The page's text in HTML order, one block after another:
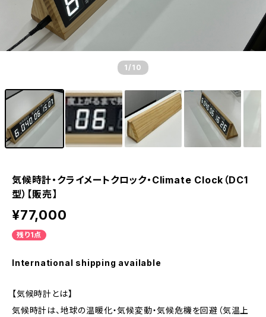
1 /10
気候時計・クライメートクロック・Climate Clock（DC1
型）【販売】
¥77,000
残り1点
International shipping available
【気候時計とは】
気候時計は、地球の温暖化・気候変動・気候危機を回避（気温上